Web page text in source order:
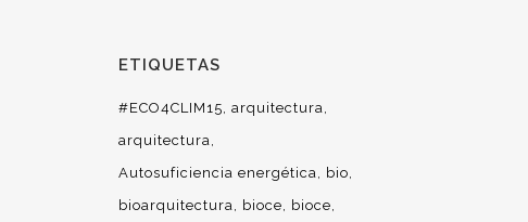
ETIQUETAS
#ECO4CLIM15 arquitectura
arquitectura
Autosuficiencia energética
bio
bioarquitectura
bioce
bioce